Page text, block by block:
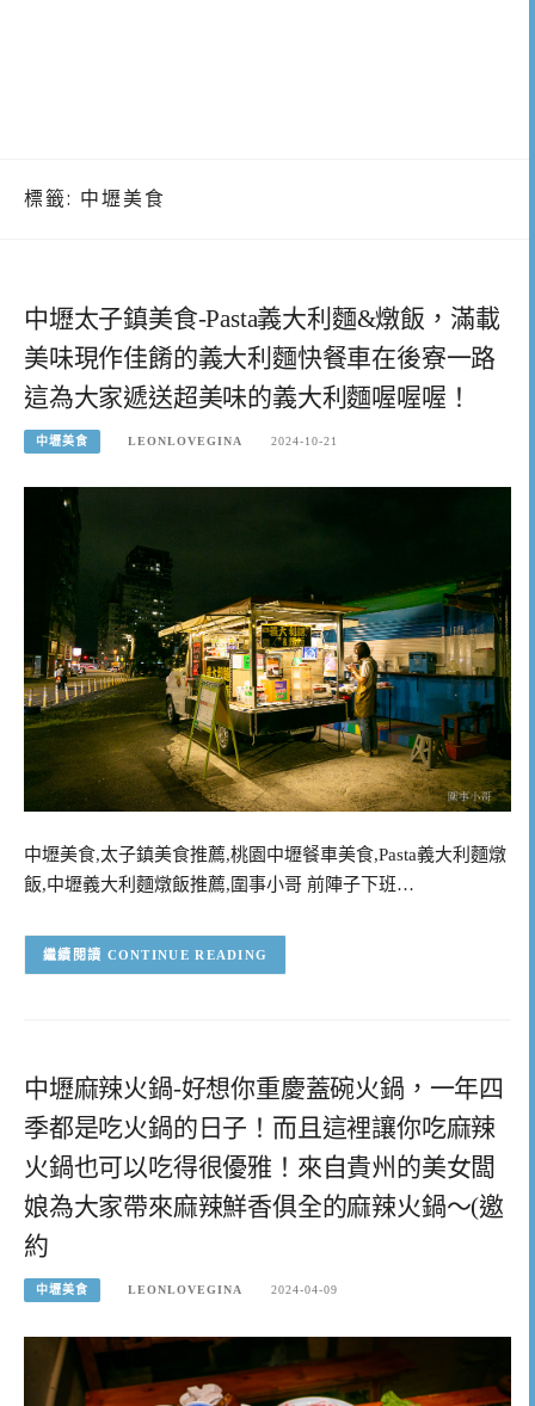
標籤: 中壢美食
中壢太子鎮美食-Pasta義大利麵&燉飯，滿載
美味現作佳餚的義大利麵快餐車在後寮一路
這為大家遞送超美味的義大利麵喔喔喔！
中壢美食 LEONLOVEGINA 2024-10-21
中壢美食,太子鎮美食推薦,桃園中壢餐車美食,Pasta義大利麵燉
飯,中壢義大利麵燉飯推薦,圍事小哥 前陣子下班…
CONTINUE READING
中壢麻辣火鍋-好想你重慶蓋碗火鍋，一年四
季都是吃火鍋的日子！而且這裡讓你吃麻辣
火鍋也可以吃得很優雅！來自貴州的美女闆
娘為大家帶來麻辣鮮香俱全的麻辣火鍋～(邀
約
中壢美食 LEONLOVEGINA 2024-04-09